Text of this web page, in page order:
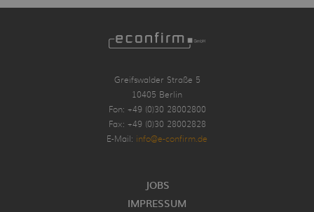
Greifswalder Straße 5
10405 Berlin
Fon: +49 (0)30 28002800
Fax: +49 (0)30 28002828
E-Mail: info@e-confirm.de
JOBS
IMPRESSUM